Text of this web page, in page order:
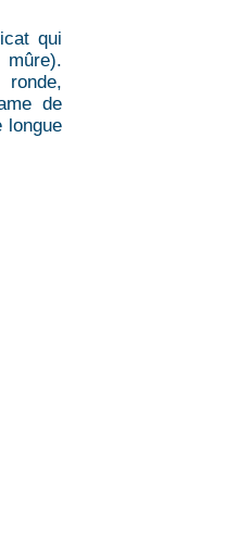
qui
mûre).
de
longue